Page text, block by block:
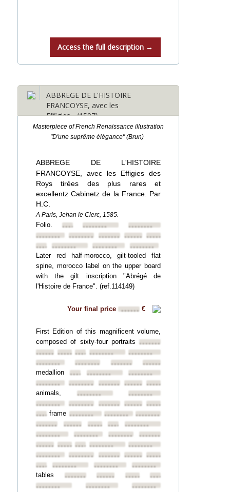
Access the full description →
ABBREGE DE L'HISTOIRE
FRANCOYSE, avec les
Effigies... (1597)
Masterpiece of French Renaissance illustration
"D'une suprême élégance" (Brun)
ABBREGE DE L'HISTOIRE
FRANCOYSE, avec les Effigies des
Roys tirées des plus rares et
excellentz Cabinetz de la France. Par
H.C.
A Paris, Jehan le Clerc, 1585.
Folio. ••••••••••••••••
••••••••
••••••••
•••••••• •••••••• ••••••••••••••••
•••••••••••••••• ••••••••
••••••••
Later red half-morocco, gilt-tooled flat
spine, morocco label on the upper board
with the gilt inscription "Abrégé de
l'Histoire de France". (ref.114149)
Your final price •••••• €
First Edition of this magnificent volume,
composed of sixty-four portraits ••••••••
••••••••••••••••••••••••••••••••
••••••••
••••••••
•••••••• ••••••••
••••••••
medallion••••••••••••••••
••••••••
••••••••
•••••••• •••••••• ••••••••••••••••
animals, ••••••••
••••••••
••••••••
•••••••• •••••••• ••••••••••••••••
••••••••
frame •••••••• ••••••••
••••••••
••••••••
••••••••••••••••••••••••••••••••
••••••••
•••••••• ••••••••
••••••••
••••••••••••••••••••••••••••••••
••••••••
••••••••
•••••••• •••••••• ••••••••••••••••
•••••••••••••••• ••••••••
••••••••
tables •••••••• •••••••• •••••••• ••••••••
••••••••
••••••••
••••••••